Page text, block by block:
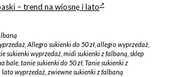
– trend na wiosnę i lato
, Allegro sukienki do 50 zł, allegro wyprzedaż,
sukienki wyprzedaż midi sukienki z falbaną sklep
bale tanie sukienki do 50 zł, Tanie sukienki z
lato wyprzedaż zwiewne sukienki z falbaną